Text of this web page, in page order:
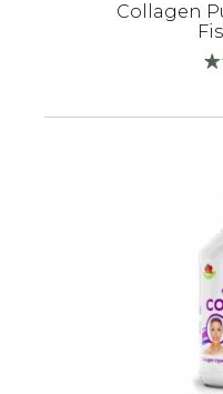
Collagen